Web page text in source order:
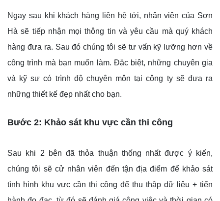
Ngay sau khi khách hàng liên hệ tới, nhân viên của Sơn
Hà sẽ tiếp nhận mọi thông tin và yêu cầu mà quý khách
hàng đưa ra. Sau đó chúng tôi sẽ tư vấn kỹ lưỡng hơn về
công trình mà bạn muốn làm. Đặc biệt, những chuyên gia
và kỹ sư có trình độ chuyên môn tại công ty sẽ đưa ra
những thiết kế đẹp nhất cho bạn.
Bước 2: Khảo sát khu vực cần thi công
Sau khi 2 bên đã thỏa thuận thống nhất được ý kiến,
chúng tôi sẽ cử nhân viên đến tận địa điểm để khảo sát
tình hình khu vực cần thi công để thu thập dữ liệu + tiến